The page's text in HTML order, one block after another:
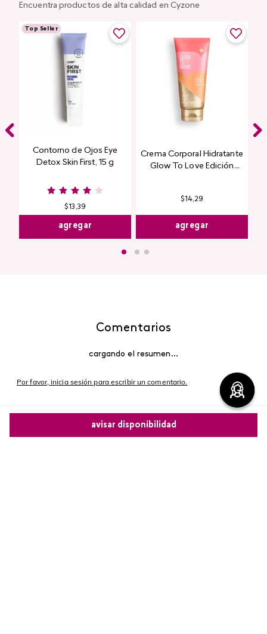
avisar disponibilidad
Encuentra productos de alta calidad en Cyzone
Top Seller
Contorno de Ojos Eye
Detox Skin First, 15 g
$13,39
agregar
Crema Corporal Hidratante
Glow To Love Edición
$14,29
agregar
Comentarios
cargando el resumen…
Por favor, inicia sesión para escribir un comentario.
Más reciente